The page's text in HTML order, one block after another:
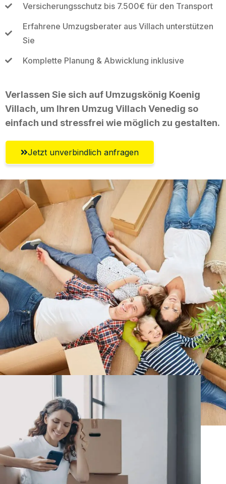
Versicherungsschutz bis 7.500€ für den Transport
Erfahrene Umzugsberater aus Villach unterstützen
Sie
Komplette Planung & Abwicklung inklusive
Verlassen Sie sich auf Umzugskönig Koenig
Villach, um Ihren Umzug Villach Venedig so
einfach und stressfrei wie möglich zu gestalten.
Jetzt unverbindlich anfragen